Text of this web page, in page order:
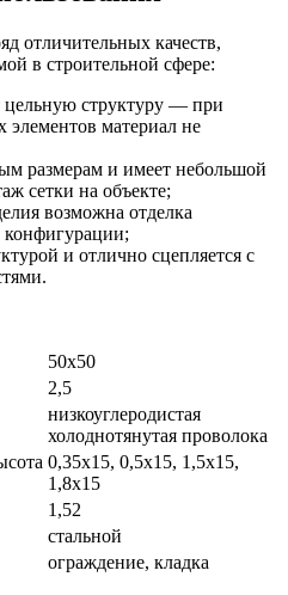
отличительных качеств,
в строительной сфере:
цельную структуру — при
элементов материал не
размерам и имеет небольшой
сетки на объекте;
возможна отделка
и отлично сцепляется с
50х50
2,5
низкоуглеродистая
холоднотянутая проволока
0,35х15, 0,5х15, 1,5х15,
1,8х15
1,52
стальной
ограждение, кладка